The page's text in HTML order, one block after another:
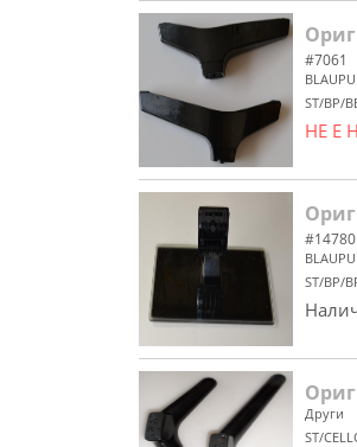
#7061
ST/BP/
НЕ Е
#14780
ST/BP/
Други
ST/